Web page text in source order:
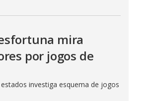
mira
por jogos de
investiga esquema de jogos